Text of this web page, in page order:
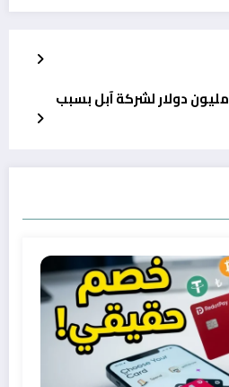
سامسونج تدفع 548 مليون دولار لشركة آبل بسبب